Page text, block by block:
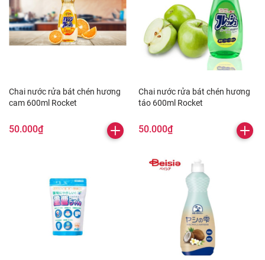
Chai nước rửa bát chén hương
cam 600ml Rocket
50.000₫
Chai nước rửa bát chén hương
táo 600ml Rocket
50.000₫